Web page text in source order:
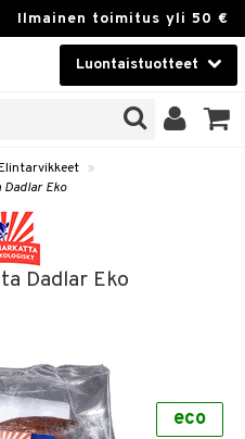
Ilmainen toimitus yli 50 €
Luontaistuotteet
»
Eko
Dadlar Eko
eco